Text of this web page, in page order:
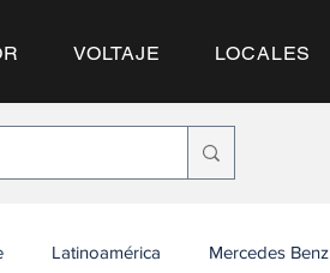
VOLTAJE LOCALES
Latinoamérica Mercedes Benz